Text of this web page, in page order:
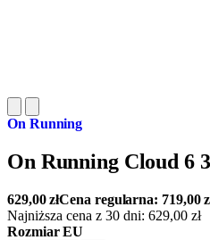
On Running
On Running Cloud 6
629,00złCena regularna: 719,00
Najniższa cena z 30 dni: 629,00 zł
Rozmiar EU